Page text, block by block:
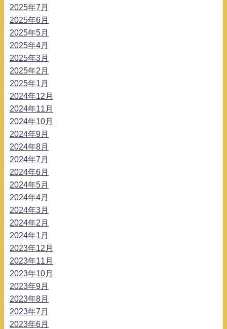
2025年7月
2025年6月
2025年5月
2025年4月
2025年3月
2025年2月
2025年1月
2024年12月
2024年11月
2024年10月
2024年9月
2024年8月
2024年7月
2024年6月
2024年5月
2024年4月
2024年3月
2024年2月
2024年1月
2023年12月
2023年11月
2023年10月
2023年9月
2023年8月
2023年7月
2023年6月